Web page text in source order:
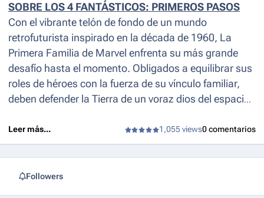
SOBRE LOS 4 FANTÁSTICOS: PRIMEROS PASOS
Con el vibrante telón de fondo de un mundo
retrofuturista inspirado en la década de 1960, La
Primera Familia de Marvel enfrenta su más grande
desafío hasta el momento. Obligados a equilibrar sus
roles de héroes con la fuerza de su vínculo familiar,
deben defender la Tierra de un voraz dios del espacio
Leer más... 1,055 views0 comentarios
Followers